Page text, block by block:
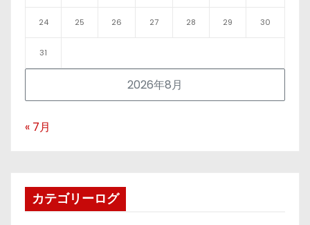
2026年8月
24 25 26 27 28 29 30
31
« 7月
カテゴリーログ